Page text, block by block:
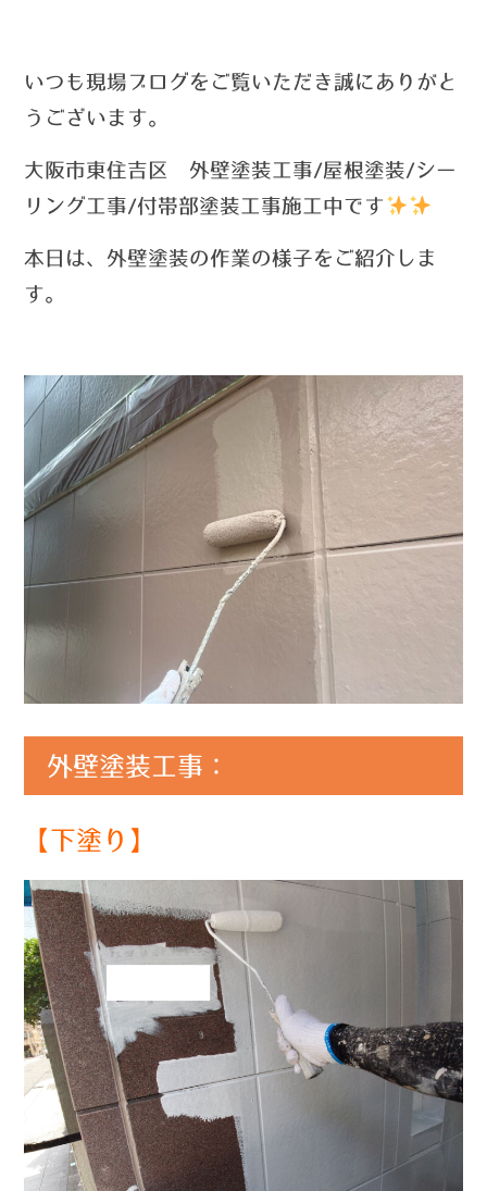
いつ も現場ブログをご覧いただき誠にありがと
うございます。
大阪市東住吉区 外壁塗装工事/屋根塗装/シー
リング工事/付帯部塗装工事施工中です
本日は、外壁塗装の作業の様子をご紹介しま
す。
外壁塗装工事：
【下塗り】